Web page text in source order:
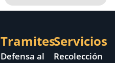
Tramites
Defensa al
Servicios
Recolección